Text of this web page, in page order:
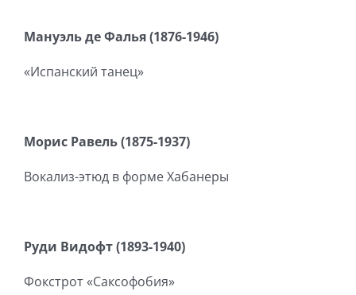
Мануэль де Фалья (1876-1946)
«Испанский танец»
Морис Равель (1875-1937)
Вокализ-этюд в форме Хабанеры
Руди Видофт (1893-1940)
Фокстрот «Саксофобия»